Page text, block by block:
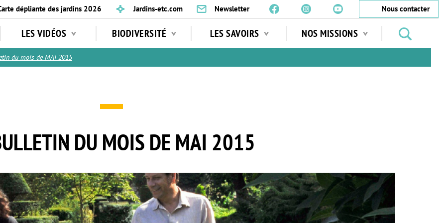
dépliante des jardins 2026 Jardins-etc.com Newsletter
Nous contacter
LES VIDÉOS BIODIVERSITÉ LES SAVOIRS NOS MISSIONS
jardins
du mois de MAI 2015
DU MOIS DE MAI 2015